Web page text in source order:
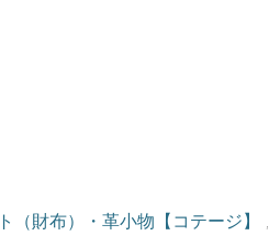
（財布）・革小物【コテージ】